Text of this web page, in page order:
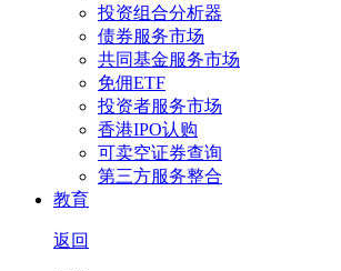
投资组合分析器
债券服务市场
共同基金服务市场
免佣ETF
投资者服务市场
香港IPO认购
可卖空证券查询
第三方服务整合
教育
返回